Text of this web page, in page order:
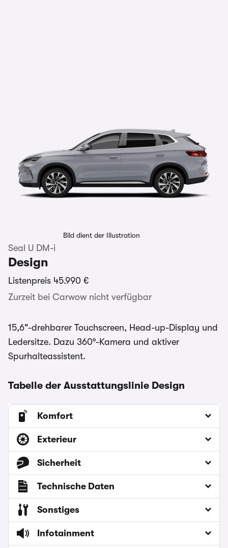
Bild dient der Illustration
Seal U DM-i
Design
Listenpreis 45.990 €
Zurzeit bei Carwow nicht verfügbar
15,6"-drehbarer Touchscreen, Head-up-Display und
Ledersitze. Dazu 360°-Kamera und aktiver
Spurhalteassistent.
Tabelle der Ausstattungslinie Design
Komfort
Exterieur
Sicherheit
Technische Daten
Sonstiges
Infotainment